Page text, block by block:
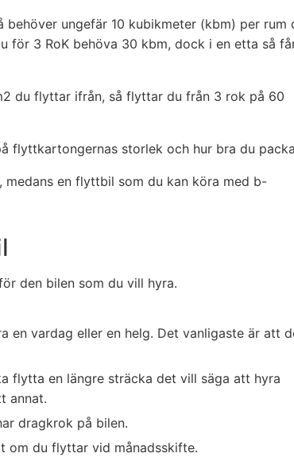
ungefär 10 kubikmeter (kbm) per rum
för 3 RoK behöva 30 kbm, dock i en etta så
du flyttar ifrån, så flyttar du från 3 rok på 60
flyttkartongernas storlek och hur bra du
medans en flyttbil som du kan köra med b-
den bilen som du vill hyra.
en vardag eller en helg. Det vanligaste är att
flytta en längre sträcka det vill säga att hyra
annat.
dragkrok på bilen.
om du flyttar vid månadsskifte.